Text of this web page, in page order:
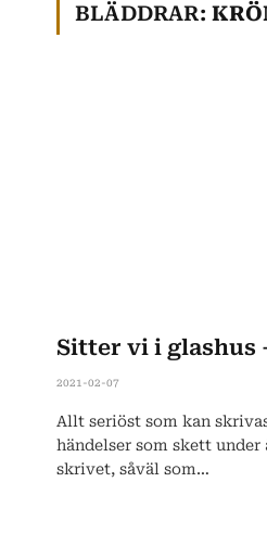
BLÄDDRAR:
Sitter vi i glashus
2021-02-07
Allt seriöst som kan
händelser som skett under
skrivet, såväl som…